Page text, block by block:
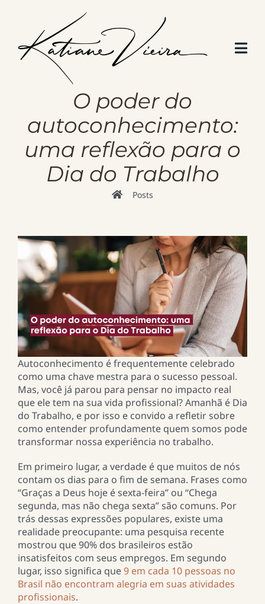
O poder do
autoconhecimento:
uma reflexão para o
Dia do Trabalho
Posts
Autoconhecimento é frequentemente celebrado
como uma chave mestra para o sucesso pessoal.
Mas, você já parou para pensar no impacto real
que ele tem na sua vida profissional? Amanhã é Dia
do Trabalho, e por isso e convido a refletir sobre
como entender profundamente quem somos pode
transformar nossa experiência no trabalho.
Em primeiro lugar, a verdade é que muitos de nós
contam os dias para o fim de semana. Frases como
“Graças a Deus hoje é sexta-feira” ou “Chega
segunda, mas não chega sexta” são comuns. Por
trás dessas expressões populares, existe uma
realidade preocupante: uma pesquisa recente
mostrou que 90% dos brasileiros estão
insatisfeitos com seus empregos. Em segundo
lugar, isso significa que9 em cada 10 pessoas no
Brasil não encontram alegria em suas atividades
profissionais.